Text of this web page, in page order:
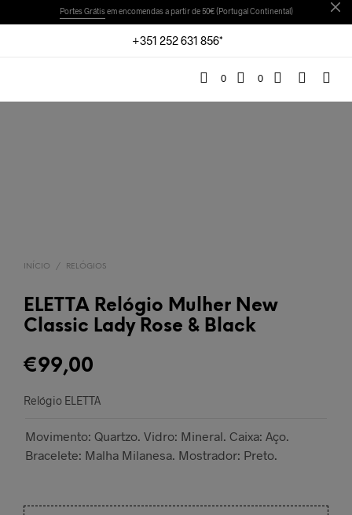
Portes Grátisem encomendas a partir de 50€ (Portugal Continental)
+351 252 631 856*
0 0
INÍCIO / RELÓGIOS
ELETTA Relógio Mulher New
Classic Lady Rose & Black
€99,00
Relógio ELETTA
Movimento: Quartzo. Vidro: Mineral. Caixa: Aço.
Bracelete: Malha Milanesa. Mostrador: Preto.